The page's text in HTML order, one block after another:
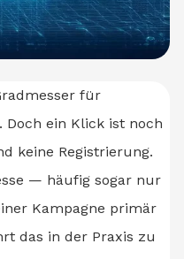
für
Doch ein Klick ist noch
keine Registrierung.
— häufig sogar nur
Kampagne primär
das in der Praxis zu